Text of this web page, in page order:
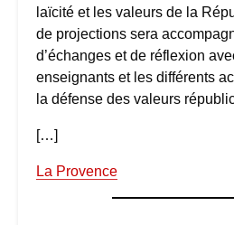
laïcité et les valeurs de la
de projections sera
d’échanges et de réflexion
enseignants et les différents
la défense des valeurs
[…]
La Provence